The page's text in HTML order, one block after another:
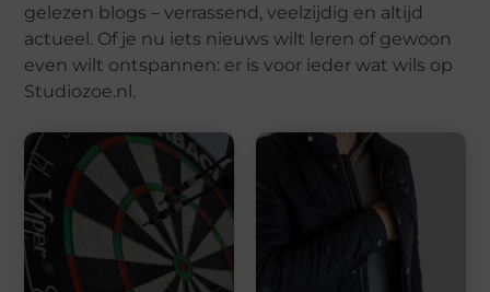
gelezen blogs – verrassend, veelzijdig en altijd
actueel. Of je nu iets nieuws wilt leren of gewoon
even wilt ontspannen: er is voor ieder wat wils op
Studiozoe.nl.